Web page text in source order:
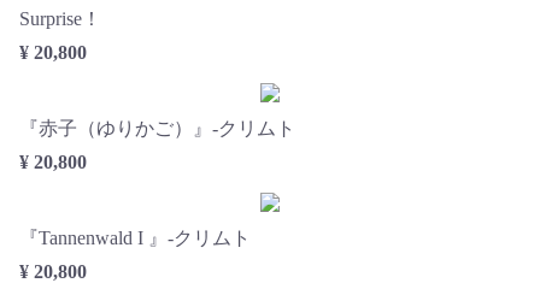
Surprise！
¥ 20,800
『赤子（ゆりかご）』-クリムト
¥ 20,800
『Tannenwald I 』-クリムト
¥ 20,800